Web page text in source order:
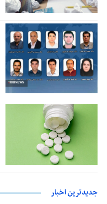
جدیدترین اخبار